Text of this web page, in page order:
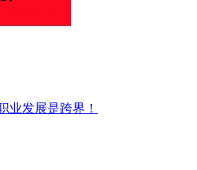
业发展是跨界！